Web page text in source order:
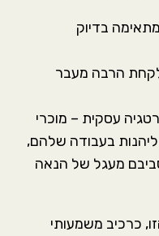
בדיוק
לקחת הרבה מעבר
עסקית – מוכרי
בעבודה שלהם,
מעגל של הנאה
כרכיב משמעותי